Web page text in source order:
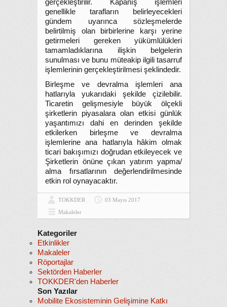
gerçekleştirilir. Kapanış işlemleri
genellikle tarafların belirleyecekleri
gündem uyarınca sözleşmelerde
belirtilmiş olan birbirlerine karşı yerine
getirmeleri gereken yükümlülükleri
tamamladıklarına ilişkin belgelerin
sunulması ve bunu müteakip ilgili tasarruf
işlemlerinin gerçekleştirilmesi şeklindedir.
Birleşme ve devralma işlemleri ana
hatlarıyla yukarıdaki şekilde çizilebilir.
Ticaretin gelişmesiyle büyük ölçekli
şirketlerin piyasalara olan etkisi günlük
yaşantımızı dahi en derinden şekilde
etkilerken birleşme ve devralma
işlemlerine ana hatlarıyla hâkim olmak
ticari bakışımızı doğrudan etkileyecek ve
Şirketlerin önüne çıkan yatırım yapma/
alma fırsatlarının değerlendirilmesinde
etkin rol oynayacaktır.
TOKKDER
03 Mayıs 2017
Makaleler
Kategoriler
Etkinlikler
Makaleler
Röportajlar
Sektörden Haberler
TOKKDER'den Haberler
Son Yazılar
Mobilite Ekosisteminin Gelişimine Katkı